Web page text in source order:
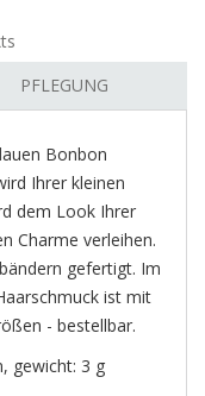
PFLEGUNG
Bonbon
Ihrer kleinen
dem Look Ihrer
Charme verleihen.
gefertigt. Im
ist mit
- bestellbar.
gewicht: 3 g